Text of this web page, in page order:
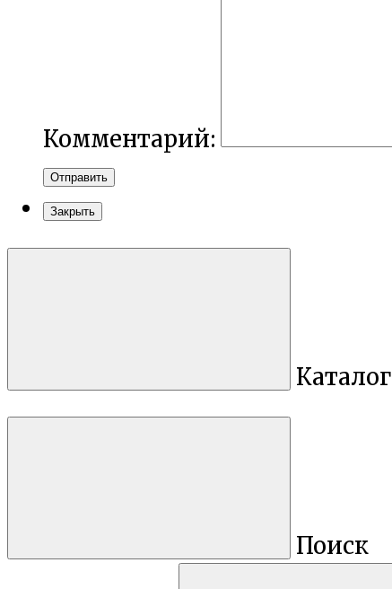
Комментарий:
Отправить
Закрыть
Каталог
Поиск